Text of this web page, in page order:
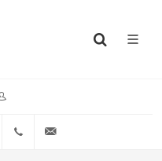
Instagram(+54)(9)3548-576073